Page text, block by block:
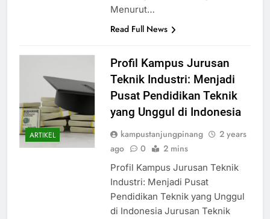
Menurut…
Read Full News
ARTIKEL
Profil Kampus Jurusan
Teknik Industri: Menjadi
Pusat Pendidikan Teknik
yang Unggul di Indonesia
kampustanjungpinang
2 years
ago
0 2 mins
Profil Kampus Jurusan Teknik
Industri: Menjadi Pusat
Pendidikan Teknik yang Unggul
di Indonesia Jurusan Teknik